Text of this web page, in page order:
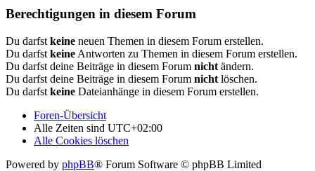
Berechtigungen in diesem Forum
Du darfst keine neuen Themen in diesem Forum erstellen.
Du darfst keine Antworten zu Themen in diesem Forum erstellen.
Du darfst deine Beiträge in diesem Forum nicht ändern.
Du darfst deine Beiträge in diesem Forum nicht löschen.
Du darfst keine Dateianhänge in diesem Forum erstellen.
Foren-Übersicht
Alle Zeiten sind UTC+02:00
Alle Cookies löschen
Powered by phpBB® Forum Software © phpBB Limited